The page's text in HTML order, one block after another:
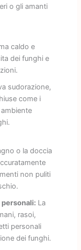
o gli amanti
caldo e
dei funghi e
sudorazione,
come i
o la doccia
non puliti
La
rasoi,
personali
dei funghi.